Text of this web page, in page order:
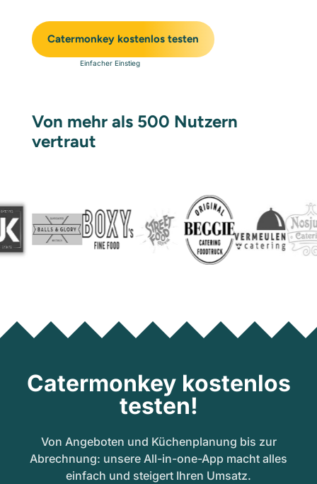
Catermonkey kostenlos testen
Einfacher Einstieg
Von mehr als 500 Nutzern
vertraut
Catermonkey kostenlos
testen!
Von Angeboten und Küchenplanung bis zur
Abrechnung: unsere All-in-one-App macht alles
einfach und steigert Ihren Umsatz.